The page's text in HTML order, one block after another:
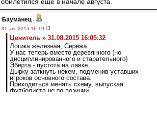
Бауманец -
31 авг 2015 16:19
Ценитель » 31.08.2015 16:05:32
Логика железная, Серёжа.
У нас теперь вместо деревянного (но
дисциплинированного и старательного)
Эберта - пустота на лавке.
Дырку заткнуть некем, подменив уставших
игроков основного состава.
Приходиться менять схему, выпуская
футболиста не по позиции.